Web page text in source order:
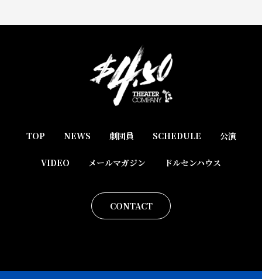
TOP NEWS 劇団員 SCHEDULE 公演
VIDEO メールマガジン ドルセンハウス
CONTACT